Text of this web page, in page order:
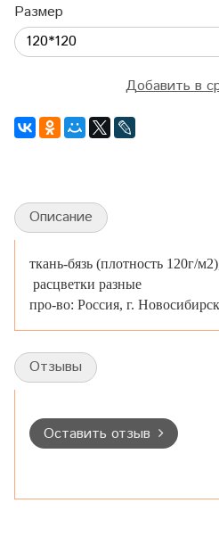
Размер
Добавить в
Описание
ткань-бязь (плотность 120г/
расцветки разные
про-во: Россия, г.
Отзывы
Оставить отзыв